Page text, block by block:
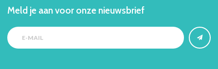
Meld je aan voor onze nieuwsbrief